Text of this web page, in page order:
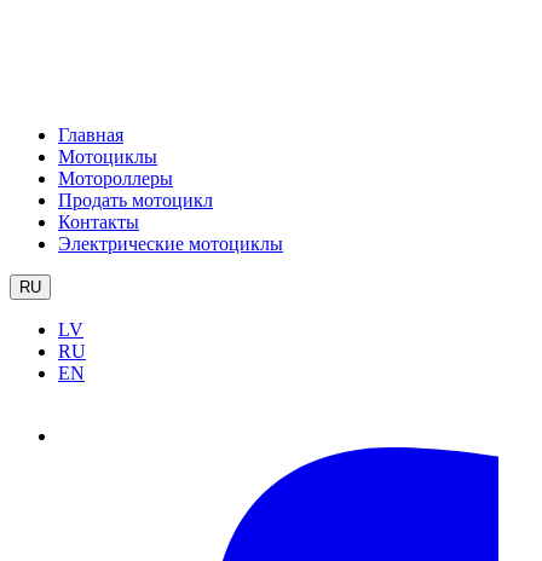
Главная
Мотоциклы
Мотороллеры
Продать мотоцикл
Контакты
Электрические мотоциклы
RU
LV
RU
EN